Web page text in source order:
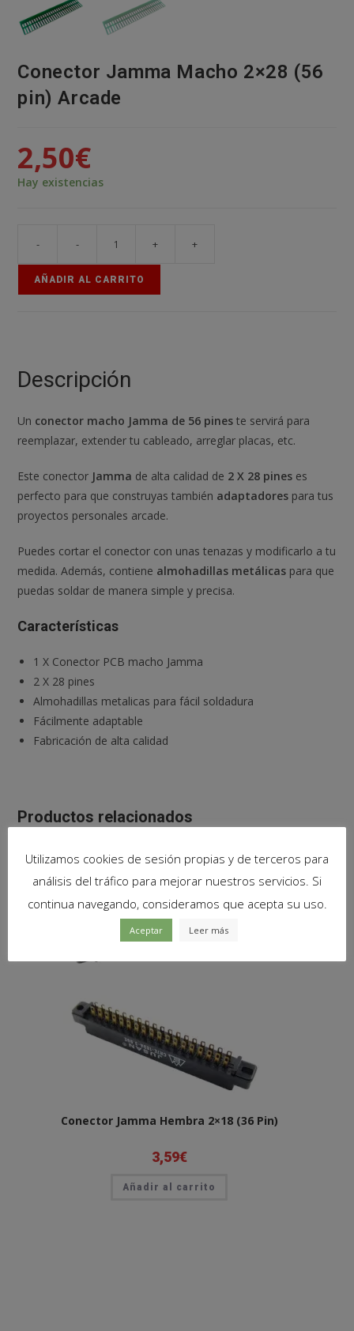
Conector Jamma Macho 2×28 (56
pin) Arcade
2,50€
Hay existencias
- - + +
AÑADIR AL CARRITO
Descripción
Un conector macho Jamma de 56 pines te servirá para
reemplazar, extender tu cableado, arreglar placas, etc.
Este conector Jamma de alta calidad de 2 X 28 pines es
perfecto para que construyas también adaptadores para tus
proyectos personales arcade.
Puedes cortar el conector con unas tenazas y modificarlo a tu
medida. Además, contiene almohadillas metálicas para que
puedas soldar de manera simple y precisa.
Características
1 X Conector PCB macho Jamma
2 X 28 pines
Almohadillas metalicas para fácil soldadura
Fácilmente adaptable
Fabricación de alta calidad
Productos relacionados
Conector Jamma Hembra 2×18 (36 Pin)
3,59€
Añadir al carrito
Utilizamos cookies de sesión propias y de terceros para
análisis del tráfico para mejorar nuestros servicios. Si
continua navegando, consideramos que acepta su uso.
Aceptar Leer más